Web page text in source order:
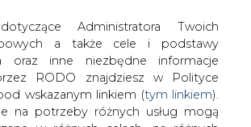
Administratora Twoich
a także cele i podstawy
oraz inne niezbędne informacje
RODO znajdziesz w Polityce
wskazanym linkiem (tym linkiem).
na potrzeby różnych usług mogą
drukuj
skomentuj
udostępnij